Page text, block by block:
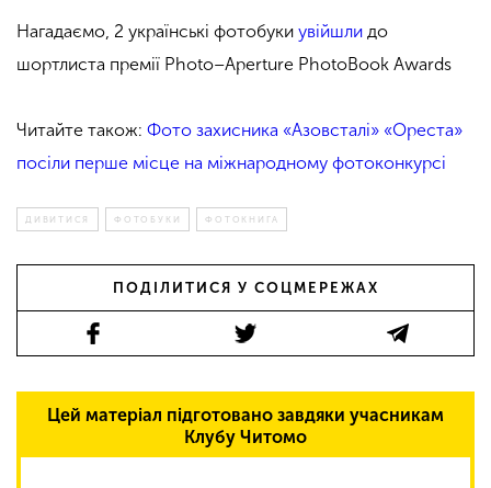
Нагадаємо, 2 українські фотобуки увійшли до
шортлиста премії Photo–Aperture PhotoBook Awards
Читайте також: Фото захисника «Азовсталі» «Ореста»
посіли перше місце на міжнародному фотоконкурсі
ДИВИТИСЯ ФОТОБУКИ ФОТОКНИГА
ПОДІЛИТИСЯ У СОЦМЕРЕЖАХ
Цей матеріал підготовано завдяки учасникам
Клубу Читомо